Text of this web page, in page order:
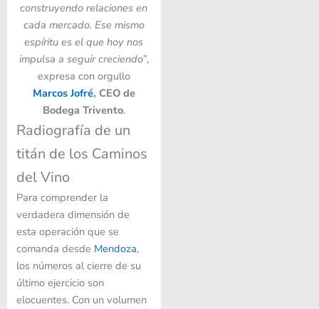
construyendo relaciones en
cada mercado. Ese mismo
espíritu es el que hoy nos
impulsa a seguir creciendo”,
expresa con orgullo
Marcos Jofré, CEO de
Bodega Trivento.
Radiografía de un
titán de los Caminos
del Vino
Para comprender la
verdadera dimensión de
esta operación que se
comanda desde Mendoza,
los números al cierre de su
último ejercicio son
elocuentes. Con un volumen